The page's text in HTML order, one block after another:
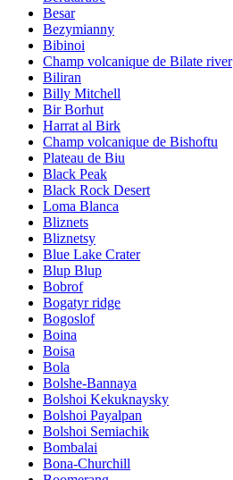
Besar
Bezymianny
Bibinoi
Champ volcanique de Bilate river
Biliran
Billy Mitchell
Bir Borhut
Harrat al Birk
Champ volcanique de Bishoftu
Plateau de Biu
Black Peak
Black Rock Desert
Loma Blanca
Bliznets
Bliznetsy
Blue Lake Crater
Blup Blup
Bobrof
Bogatyr ridge
Bogoslof
Boina
Boisa
Bola
Bolshe-Bannaya
Bolshoi Kekuknaysky
Bolshoi Payalpan
Bolshoi Semiachik
Bombalai
Bona-Churchill